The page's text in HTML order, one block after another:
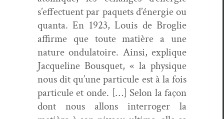
s’effectuent par paque­ts d’énergie ou
quan­ta. En 1923, Louis de Broglie
affirme que toute matière a une
nature ondu­la­toire. Ain­si, explique
Jacque­line Bous­quet, « la physique
nous dit qu’une par­tic­ule est à la fois
par­tic­ule et onde. […] Selon la façon
dont nous allons inter­roger la